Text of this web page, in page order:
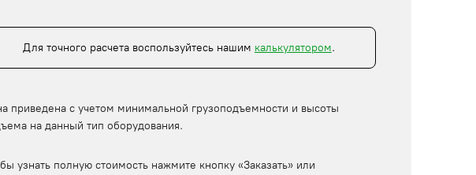
Для точного расчета воспользуйтесь нашим калькулятором.
приведена с учетом минимальной грузоподъемности и высоты
на данный тип оборудования.
узнать полную стоимость нажмите кнопку «Заказать» или